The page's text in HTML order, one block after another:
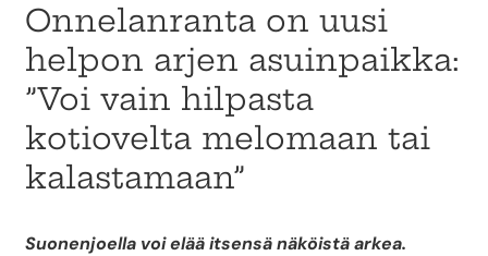
Onnelanranta on uusi
helpon arjen asuinpaikka:
”Voi vain hilpasta
kotiovelta melomaan tai
kalastamaan”
Suonenjoella voi elää itsensä näköistä arkea.